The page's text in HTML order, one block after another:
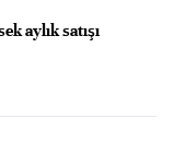
aylık satışı